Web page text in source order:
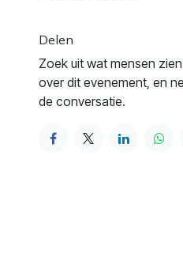
Delen
Zoek uit wat mensen
over dit evenement, en
de conversatie.